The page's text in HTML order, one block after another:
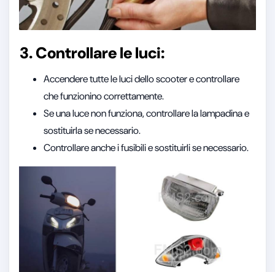
3. Controllare le luci:
Accendere tutte le luci dello scooter e controllare
che funzionino correttamente.
Se una luce non funziona, controllare la lampadina e
sostituirla se necessario.
Controllare anche i fusibili e sostituirli se necessario.